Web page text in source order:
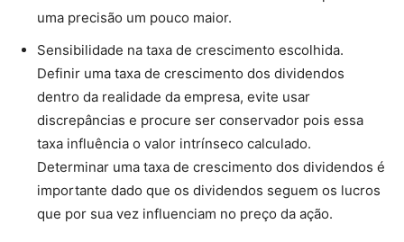
uma precisão um pouco maior.
Sensibilidade na taxa de crescimento escolhida.
Definir uma taxa de crescimento dos dividendos
dentro da realidade da empresa, evite usar
discrepâncias e procure ser conservador pois essa
taxa influência o valor intrínseco calculado.
Determinar uma taxa de crescimento dos dividendos é
importante dado que os dividendos seguem os lucros
que por sua vez influenciam no preço da ação.